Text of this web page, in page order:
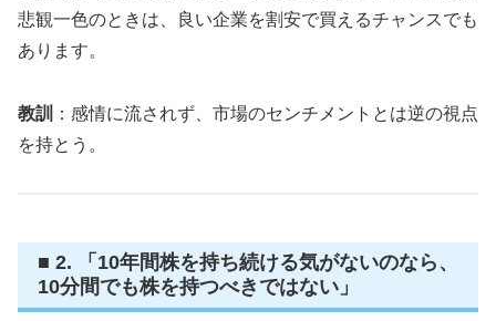
悲観一色のときは、良い企業を割安で買えるチャンスでも
あります。
教訓
：感情に流されず、市場のセンチメントとは逆の視点
を持とう。
■ 2. 「10年間株を持ち続ける気がないのなら、
10分間でも株を持つべきではない」